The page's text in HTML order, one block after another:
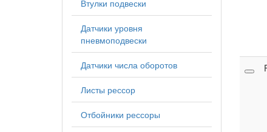
Втулки подвески
Датчики уровня
пневмоподвески
Датчики числа оборотов
Листы рессор
Отбойники рессоры